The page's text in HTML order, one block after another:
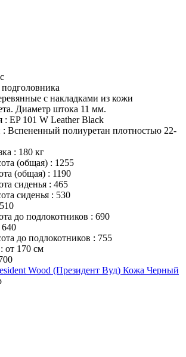
подголовника
с накладками из кожи
Диаметр штока 11 мм.
: EP 101 W Leather Black
: Вспененный полиуретан плотностью 22-
: 180 кг
(общая) : 1255
(общая) : 1190
сиденья : 465
сиденья : 530
510
до подлокотников : 690
640
до подлокотников : 755
: от 170 см
Wood (Президент Вуд) Кожа Черный